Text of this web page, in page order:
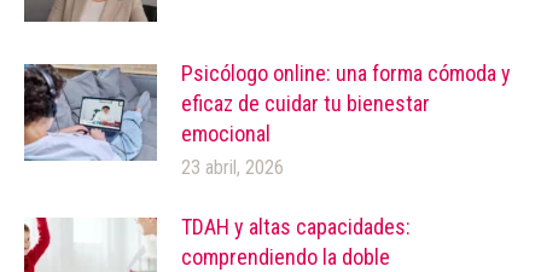
Psicólogo online: una forma cómoda y
eficaz de cuidar tu bienestar
emocional
23 abril, 2026
TDAH y altas capacidades:
comprendiendo la doble